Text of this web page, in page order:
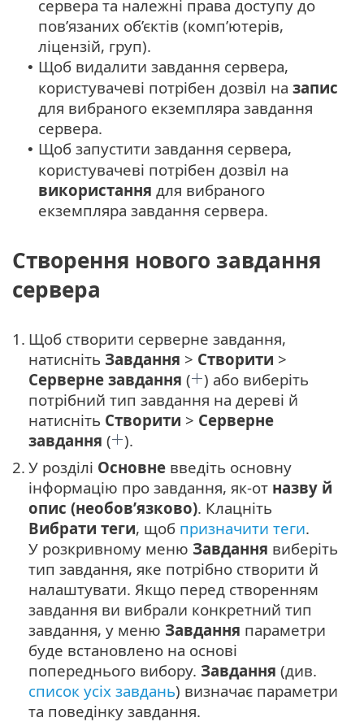
сервера та належні права доступу до
пов’язаних об’єктів (комп’ютерів,
ліцензій, груп).
• Щоб видалити завдання сервера,
користувачеві потрібен дозвіл на запис
для вибраного екземпляра завдання
сервера.
• Щоб запустити завдання сервера,
користувачеві потрібен дозвіл на
використання для вибраного
екземпляра завдання сервера.
Створення нового завдання
сервера
1. Щоб створити серверне завдання,
натисніть Завдання > Створити >
Серверне завдання (
) або виберіть
потрібний тип завдання на дереві й
натисніть Створити > Серверне
завдання (
).
2. У розділі Основне введіть основну
інформацію про завдання, як-от назву й
опис (необов’язково). Клацніть
Вибрати теги, щоб призначити теги.
У розкривному меню Завдання виберіть
тип завдання, яке потрібно створити й
налаштувати. Якщо перед створенням
завдання ви вибрали конкретний тип
завдання, у меню Завдання параметри
буде встановлено на основі
попереднього вибору. Завдання (див.
список усіх завдань) визначає параметри
та поведінку завдання.